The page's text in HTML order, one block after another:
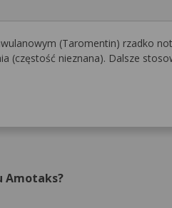
(Taromentin) rzadko
nieznana). Dalsze
Amotaks?